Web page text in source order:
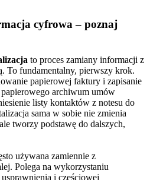
cyfrowa – poznaj
to proces zamiany informacji z
To fundamentalny, pierwszy krok.
papierowej faktury i zapisanie
archiwum umów
listy kontaktów z notesu do
sama w sobie nie zmienia
tworzy podstawę do dalszych,
używana zamiennie z
Polega na wykorzystaniu
i częściowej